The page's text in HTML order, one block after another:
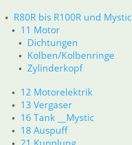
R80R bis R100R und Mystic
11 Motor
Dichtungen
Kolben/Kolbenringe
Zylinderkopf
12 Motorelektrik
13 Vergaser
16 Tank __Mystic
18 Auspuff